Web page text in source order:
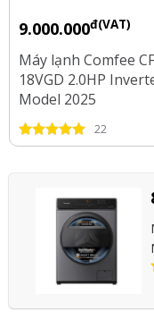
9.000.000đ(VAT)
Máy lạnh Comfee
18VGD 2.0HP
Model 2025
22